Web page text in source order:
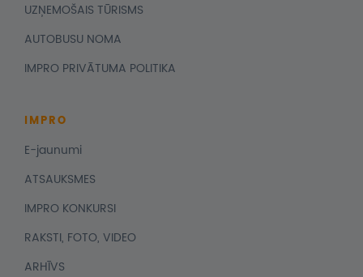
UZŅEMOŠAIS TŪRISMS
AUTOBUSU NOMA
IMPRO PRIVĀTUMA POLITIKA
IMPRO
E-jaunumi
ATSAUKSMES
IMPRO KONKURSI
RAKSTI, FOTO, VIDEO
ARHĪVS